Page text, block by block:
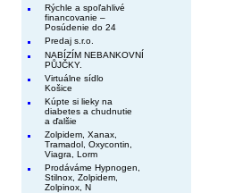
Rýchle a spoľahlivé
financovanie –
Posúdenie do 24
Predaj s.r.o.
NABÍZÍM NEBANKOVNÍ
PŮJČKY.
Virtuálne sídlo
Košice
Kúpte si lieky na
diabetes a chudnutie
a ďalšie
Zolpidem, Xanax,
Tramadol, Oxycontin,
Viagra, Lorm
Prodáváme Hypnogen,
Stilnox, Zolpidem,
Zolpinox, N